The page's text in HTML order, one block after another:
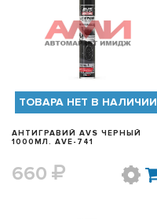
БЫСТРЫЙ ПРОСМОТР
ТОВАРА НЕТ В НАЛИЧИИ
АНТИГРАВИЙ AVS ЧЕРНЫЙ
1000МЛ. AVE-741
660